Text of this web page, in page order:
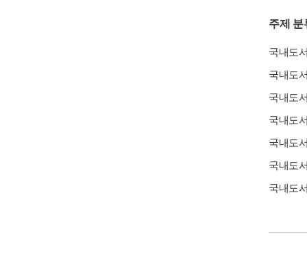
주제 분
국내도
국내도
국내도
국내도
국내도
국내도
국내도